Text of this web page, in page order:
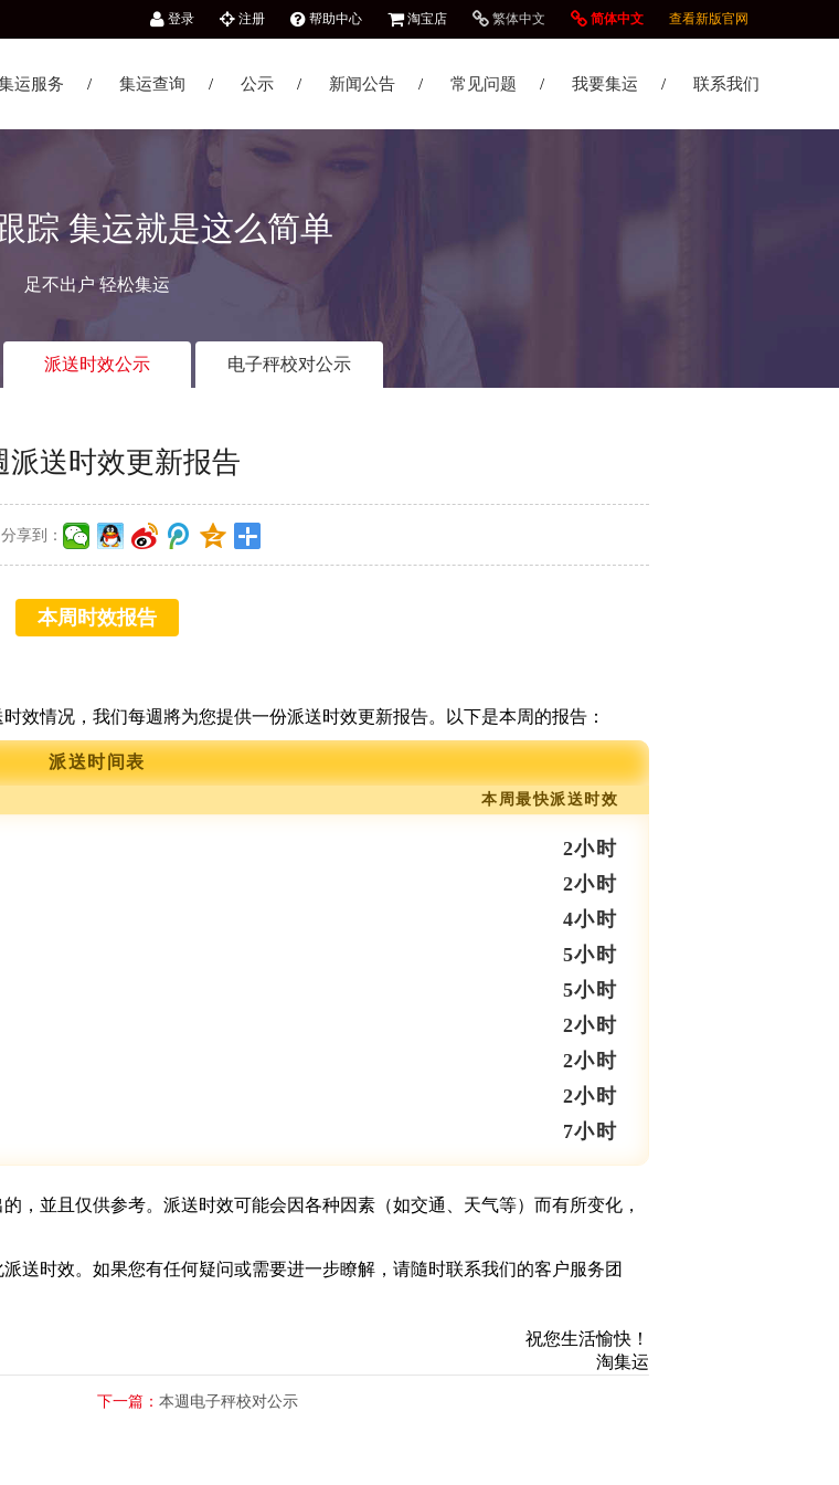
登录 注册 帮助中心 淘宝店 繁体中文 简体中文 查看新版官网
运服务 集运查询 公示 新闻公告 常见问题 我要集运 联系我们
踪 集运就是这么简单
足不出户 轻松集运
派送时效公示 电子秤校对公示
派送时效更新报告
分享到：
本周时效报告
效情况，我们每週將为您提供一份派送时效更新报告。以下是本周的报告：
派送时间表
本周最快派送时效
2小时
2小时
4小时
5小时
5小时
2小时
2小时
2小时
7小时
，並且仅供参考。派送时效可能会因各种因素（如交通、天气等）而有所变化，
送时效。如果您有任何疑问或需要进一步瞭解，请隨时联系我们的客户服务团
祝您生活愉快！
淘集运
下一篇： 本週电子秤校对公示